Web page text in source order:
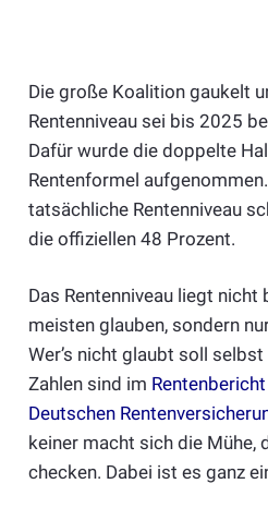
Die große Koalition gaukelt
Rentenniveau sei bis 2025
Dafür wurde die doppelte
Rentenformel
tatsächliche Rentenniveau
die offiziellen 48 Prozent.
Das Rentenniveau liegt nicht
meisten glauben, sondern
Wer’s nicht glaubt soll selbst
Zahlen sind im
Deutschen
keiner macht sich die Mühe,
checken. Dabei ist es ganz